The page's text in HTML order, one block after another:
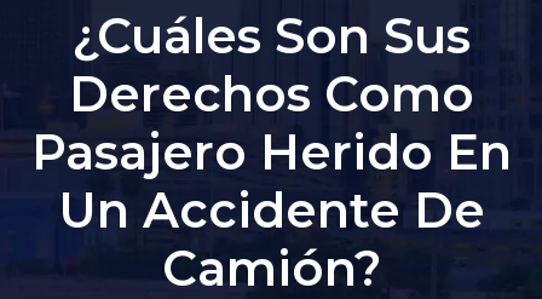
¿Cuáles Son Sus
Derechos Como
Pasajero Herido En
Un Accidente De
Camión?